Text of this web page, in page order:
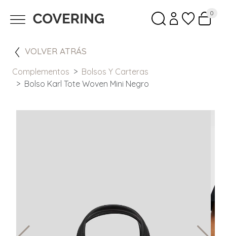
0
VOLVER ATRÁS
Complementos
Bolsos Y Carteras
Bolso Karl Tote Woven Mini Negro